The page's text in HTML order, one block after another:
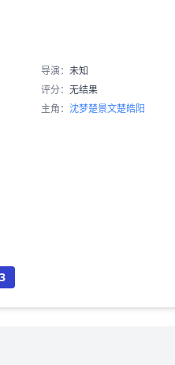
导演： 未知
评分： 无结果
主角： 沈梦楚景文楚皓阳